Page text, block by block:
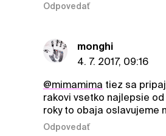
Odpovedať
monghi
4. 7. 2017, 09:16
@mimamima tiez sa
rakovi vsetko najlepsie
roky to obaja oslavujeme
Odpovedať